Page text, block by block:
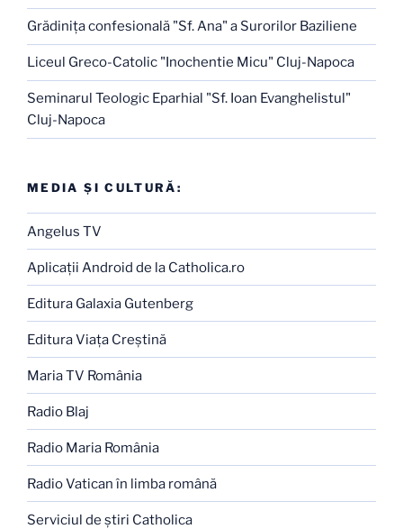
Grădiniţa confesională "Sf. Ana" a Surorilor Baziliene
Liceul Greco-Catolic "Inochentie Micu" Cluj-Napoca
Seminarul Teologic Eparhial "Sf. Ioan Evanghelistul"
Cluj-Napoca
MEDIA ŞI CULTURĂ:
Angelus TV
Aplicaţii Android de la Catholica.ro
Editura Galaxia Gutenberg
Editura Viaţa Creştină
Maria TV România
Radio Blaj
Radio Maria România
Radio Vatican în limba română
Serviciul de ştiri Catholica